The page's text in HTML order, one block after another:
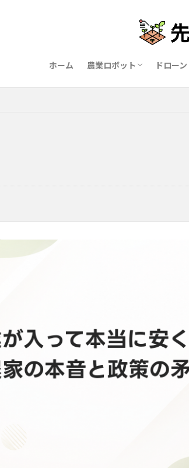
ホーム 農業ロボット
農業ロボットメーカー比
ドローン
ドロー
ハウス